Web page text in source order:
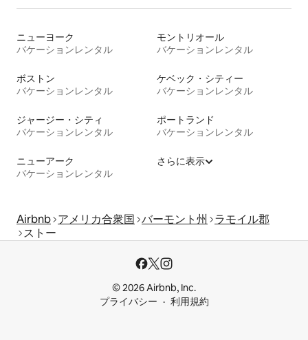
ニューヨーク
バケーションレンタル
モントリオール
バケーションレンタル
ボストン
バケーションレンタル
ケベック・シティー
バケーションレンタル
ジャージー・シティ
バケーションレンタル
ポートランド
バケーションレンタル
ニューアーク
バケーションレンタル
さらに表示
Airbnb アメリカ合衆国 バーモント州
ラモイル郡
ストー
© 2026 Airbnb, Inc.
プライバシー
利用規約